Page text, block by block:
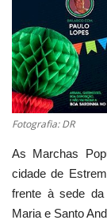
Contactos
Sobre Nós
Educação
Estatuto Editorial
Saúde
Ficha técnica
Fotografia: DR
As Marchas
cidade de
frente à sede
Maria e Santo